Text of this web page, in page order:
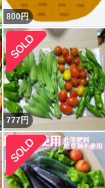
800円
777 円